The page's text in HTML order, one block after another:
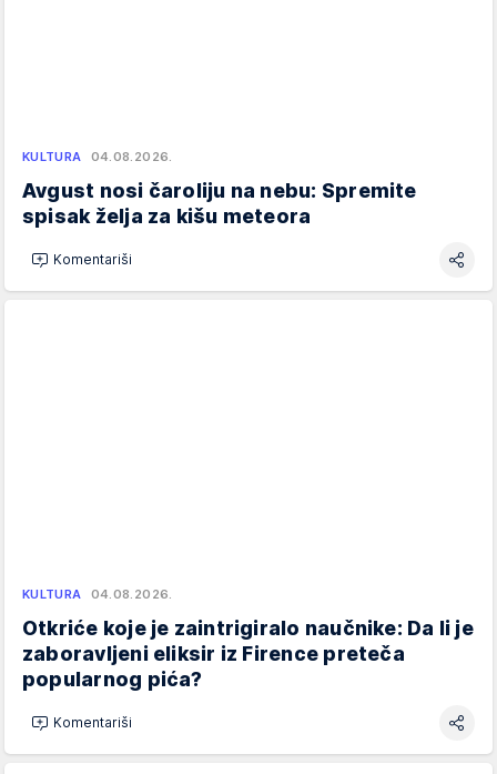
KULTURA 04.08.2026.
Avgust nosi čaroliju na nebu: Spremite
spisak želja za kišu meteora
Komentariši
KULTURA 04.08.2026.
Otkriće koje je zaintrigiralo naučnike: Da li je
zaboravljeni eliksir iz Firence preteča
popularnog pića?
Komentariši